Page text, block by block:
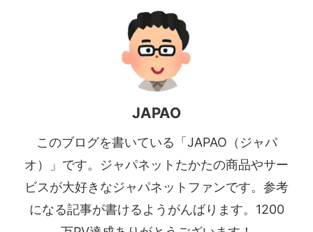
JAPAO
このブログを書いている「JAPAO（ジャパ
オ）」です。ジャパネットたかたの商品やサー
ビスが大好きなジャパネットファンです。参考
になる記事が書けるようがんばります。1200